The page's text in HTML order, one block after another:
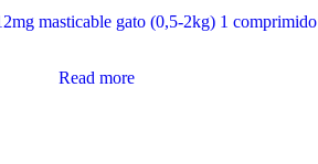
masticable gato (0,5-2kg) 1 comprimido
Read more